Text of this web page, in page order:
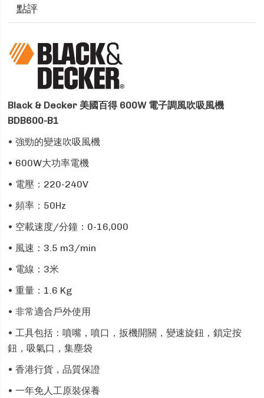
點評
Black & Decker 美國百得 600W 電子調風吹吸風機
BDB600-B1
• 強勁的變速吹吸風機
• 600W大功率電機
• 電壓：220-240V
• 頻率：50Hz
• 空載速度/分鐘：0-16,000
• 風速：3.5 m3/min
• 電線：3米
• 重量：1.6 Kg
• 非常適合戶外使用
• 工具包括：噴嘴，噴口，扳機開關，變速旋鈕，鎖定按
鈕，吸氣口，集塵袋
• 香港行貨，品質保證
• 一年免人工原裝保養